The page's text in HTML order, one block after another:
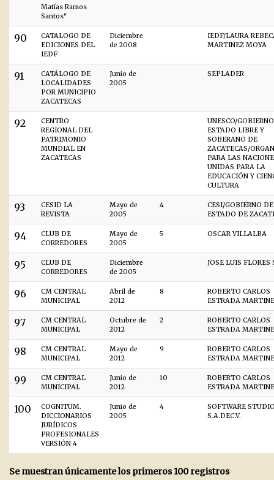
Matías Ramos
Santos"
90
CATALOGO DE
EDICIONES DEL
IEDF
Diciembre
de 2008
IEDF/LAURA
MARTINEZ MOYA
91
CATÁLOGO DE
LOCALIDADES
POR MUNICIPIO
ZACATECAS
Junio de
2005
SEPLADER
92
CENTRO
REGIONAL DEL
PATRIMONIO
MUNDIAL EN
ZACATECAS
UNESCO/
ESTADO LIBRE Y
SOBERANO DE
ZACATECAS/
PARA LAS
UNIDAS PARA LA
EDUCACIÓN Y
CULTURA
93
CESID LA
REVISTA
Mayo de
2005
4
CESI/GOBIERNO
ESTADO DE
94
CLUB DE
CORREDORES
Mayo de
2005
5 OSCAR VILLALBA
95
CLUB DE
CORREDORES
Diciembre
de 2005
JOSE LUIS FLORES
96
CM CENTRAL
MUNICIPAL
Abril de
2012
8
ROBERTO CARLOS
ESTRADA
97
CM CENTRAL
MUNICIPAL
Octubre de
2012
2
ROBERTO CARLOS
ESTRADA
98
CM CENTRAL
MUNICIPAL
Mayo de
2012
9
ROBERTO CARLOS
ESTRADA
99
CM CENTRAL
MUNICIPAL
Junio de
2012
10
ROBERTO CARLOS
ESTRADA
100
COGNITUM.
DICCIONARIOS
JURÍDICOS
PROFESIONALES
VERSIÓN 4
Junio de
2005
4
SOFTWARE
S.A.DEC.V.
Se muestran únicamente los primeros 100 registros